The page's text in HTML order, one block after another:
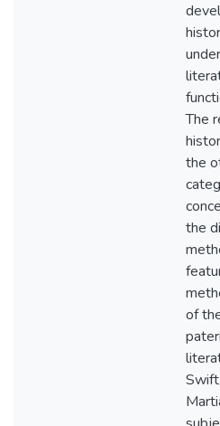
The
the
the
of